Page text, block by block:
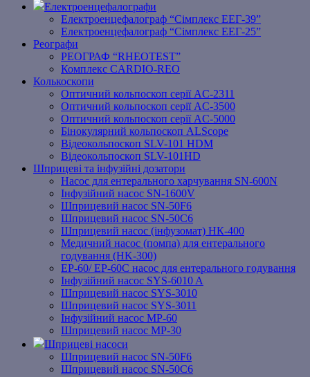
Електроенцефалографи
Електроенцефалограф “Сімплекс ЕЕГ-39”
Електроенцефалограф “Сімплекс ЕЕГ-25”
Реографи
РЕОГРАФ “RHEOTEST”
Комплекс CARDIO-REO
Колькоскопи
Оптичний кольпоскоп серії AC-2311
Оптичний кольпоскоп серії AC-3500
Оптичний кольпоскоп серії AC-5000
Бінокулярний кольпоскоп ALScope
Відеокольпоскоп SLV-101 HDM
Відеокольпоскоп SLV-101HD
Шприцеві та інфузійні дозатори
Насос для ентерального харчування SN-600N
Інфузійний насос SN-1600V
Шприцевий насос SN-50F6
Шприцевий насос SN-50C6
Шприцевий насос (інфузомат) НК-400
Медичний насос (помпа) для ентерального
годування (HK-300)
EP-60/ EP-60C насос для ентерального годування
Інфузійний насос SYS-6010 A
Шприцевий насос SYS-3010
Шприцевий насос SYS-3011
Інфузійний насос MP-60
Шприцевий насос MP-30
Шприцеві насоси
Шприцевий насос SN-50F6
Шприцевий насос SN-50C6